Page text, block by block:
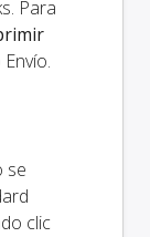
Para
se
clic